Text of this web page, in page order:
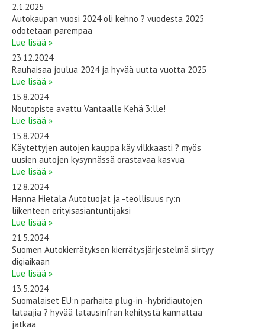
2.1.2025
Autokaupan vuosi 2024 oli kehno ? vuodesta 2025
odotetaan parempaa
Lue lisää »
23.12.2024
Rauhaisaa joulua 2024 ja hyvää uutta vuotta 2025
Lue lisää »
15.8.2024
Noutopiste avattu Vantaalle Kehä 3:lle!
Lue lisää »
15.8.2024
Käytettyjen autojen kauppa käy vilkkaasti ? myös
uusien autojen kysynnässä orastavaa kasvua
Lue lisää »
12.8.2024
Hanna Hietala Autotuojat ja -teollisuus ry:n
liikenteen erityisasiantuntijaksi
Lue lisää »
21.5.2024
Suomen Autokierrätyksen kierrätysjärjestelmä siirtyy
digiaikaan
Lue lisää »
13.5.2024
Suomalaiset EU:n parhaita plug-in -hybridiautojen
lataajia ? hyvää latausinfran kehitystä kannattaa
jatkaa